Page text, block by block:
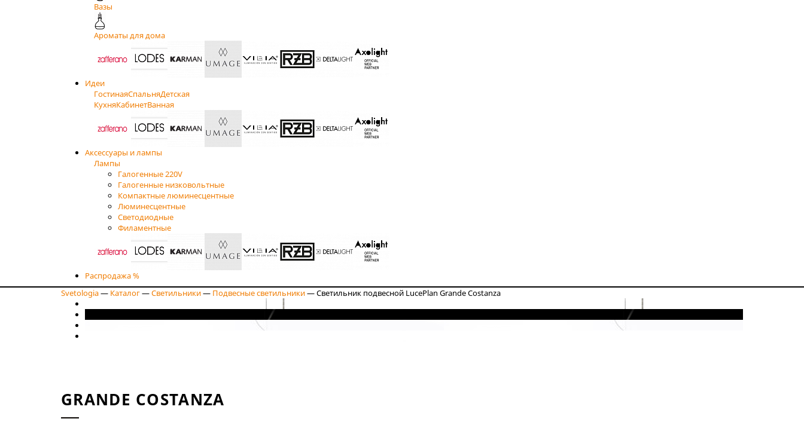
Вазы
Ароматы для дома
Идеи
ГостинаяСпальняДетская
КухняКабинетВанная
Аксессуары и лампы
Лампы
Галогенные 220V
Галогенные низковольтные
Компактные люминесцентные
Люминесцентные
Светодиодные
Филаментные
Распродажа %
Svetologia— Каталог—Светильники— Подвесные светильники—Светильник подвесной LucePlan Grande Costanza
GRANDE COSTANZA